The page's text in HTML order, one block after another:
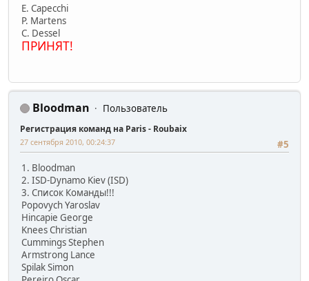
E. Capecchi
P. Martens
C. Dessel
ПРИНЯТ!
Bloodman Пользователь
Регистрация команд на Paris - Roubaix
#5
27 сентября 2010, 00:24:37
1. Bloodman
2. ISD-Dynamo Kiev (ISD)
3. Список Команды!!!
Popovych Yaroslav
Hincapie George
Knees Christian
Cummings Stephen
Armstrong Lance
Spilak Simon